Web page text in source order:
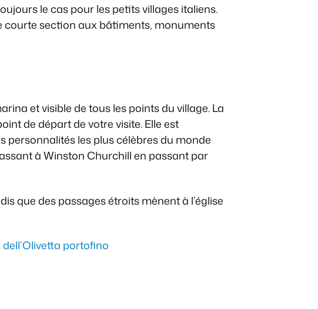
le cas pour les petits villages italiens.
courte section aux bâtiments, monuments
et visible de tous les points du village. La
de départ de votre visite. Elle est
personnalités les plus célèbres du monde
à Winston Churchill en passant par
que des passages étroits mènent à l’église